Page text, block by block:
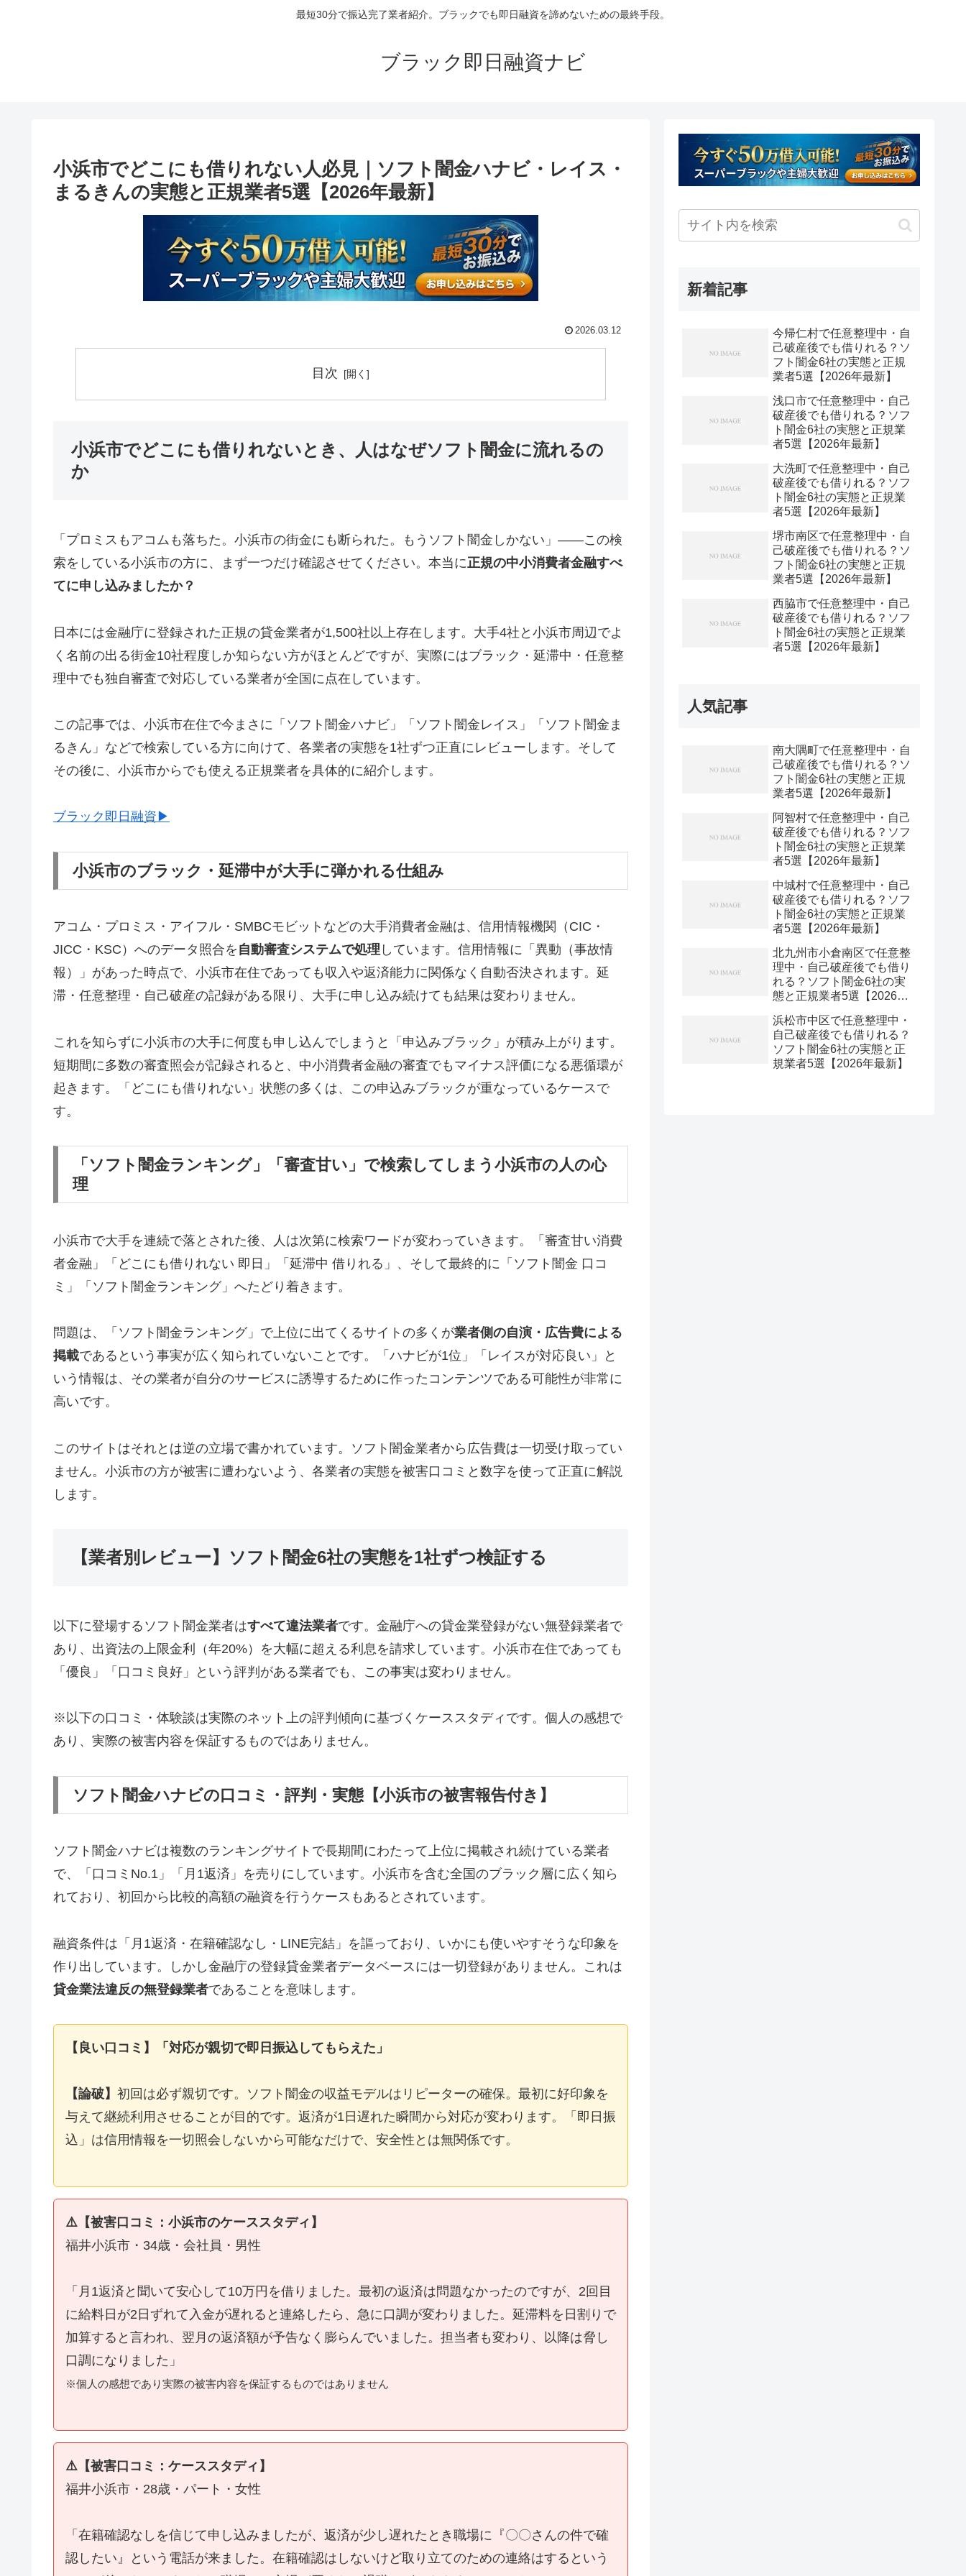
最短30分で振込完了業者紹介。ブラックでも即日融資を諦めないための最終手段。
ブラック即日融資ナビ
小浜市でどこにも借りれない人必見｜ソフト闇金ハナビ・レイス・
まるきんの実態と正規業者5選【2026年最新】
2026.03.12
目次
小浜市でどこにも借りれないとき、人はなぜソフト闇金に流れるの
か
「プロミスもアコムも落ちた。小浜市の街金にも断られた。もうソフト闇金しかない」——この検
索をしている小浜市の方に、まず一つだけ確認させてください。本当に正規の中小消費者金融すべ
てに申し込みましたか？
日本には金融庁に登録された正規の貸金業者が1,500社以上存在します。大手4社と小浜市周辺でよ
く名前の出る街金10社程度しか知らない方がほとんどですが、実際にはブラック・延滞中・任意整
理中でも独自審査で対応している業者が全国に点在しています。
この記事では、小浜市在住で今まさに「ソフト闇金ハナビ」「ソフト闇金レイス」「ソフト闇金ま
るきん」などで検索している方に向けて、各業者の実態を1社ずつ正直にレビューします。そして
その後に、小浜市からでも使える正規業者を具体的に紹介します。
ブラック即日融資▶
小浜市のブラック・延滞中が大手に弾かれる仕組み
アコム・プロミス・アイフル・SMBCモビットなどの大手消費者金融は、信用情報機関（CIC・
JICC・KSC）へのデータ照合を 自動審査システムで処理 しています。信用情報に「異動（事故情
報）」があった時点で、小浜市在住であっても収入や返済能力に関係なく自動否決されます。延
滞・任意整理・自己破産の記録がある限り、大手に申し込み続けても結果は変わりません。
これを知らずに小浜市の大手に何度も申し込んでしまうと「申込みブラック」が積み上がります。
短期間に多数の審査照会が記録されると、中小消費者金融の審査でもマイナス評価になる悪循環が
起きます。「どこにも借りれない」状態の多くは、この申込みブラックが重なっているケースで
す。
「ソフト闇金ランキング」「審査甘い」で検索してしまう小浜市の人の心
理
小浜市で大手を連続で落とされた後、人は次第に検索ワードが変わっていきます。「審査甘い消費
者金融」「どこにも借りれない 即日」「延滞中 借りれる」、そして最終的に「ソフト闇金 口コ
ミ」「ソフト闇金ランキング」へたどり着きます。
問題は、「ソフト闇金ランキング」で上位に出てくるサイトの多くが業者側の自演・広告費による
掲載であるという事実が広く知られていないことです。「ハナビが1位」「レイスが対応良い」と
いう情報は、その業者が自分のサービスに誘導するために作ったコンテンツである可能性が非常に
高いです。
このサイトはそれとは逆の立場で書かれています。ソフト闇金業者から広告費は一切受け取ってい
ません。小浜市の方が被害に遭わないよう、各業者の実態を被害口コミと数字を使って正直に解説
します。
【業者別レビュー】ソフト闇金6社の実態を1社ずつ検証する
以下に登場するソフト闇金業者はすべて違法業者です。金融庁への貸金業登録がない無登録業者で
あり、出資法の上限金利（年20%）を大幅に超える利息を請求しています。小浜市在住であっても
「優良」「口コミ良好」という評判がある業者でも、この事実は変わりません。
※以下の口コミ・体験談は実際のネット上の評判傾向に基づくケーススタディです。個人の感想で
あり、実際の被害内容を保証するものではありません。
ソフト闇金ハナビの口コミ・評判・実態【小浜市の被害報告付き】
ソフト闇金ハナビは複数のランキングサイトで長期間にわたって上位に掲載され続けている業者
で、「口コミNo.1」「月1返済」を売りにしています。小浜市を含む全国のブラック層に広く知ら
れており、初回から比較的高額の融資を行うケースもあるとされています。
融資条件は「月1返済・在籍確認なし・LINE完結」を謳っており、いかにも使いやすそうな印象を
作り出しています。しかし金融庁の登録貸金業者データベースには一切登録がありません。これは
貸金業法違反の無登録業者であることを意味します。
【良い口コミ】「対応が親切で即日振込してもらえた」
【論破】 初回は必ず親切です。ソフト闇金の収益モデルはリピーターの確保。最初に好印象を
与えて継続利用させることが目的です。返済が1日遅れた瞬間から対応が変わります。「即日振
込」は信用情報を一切照会しないから可能なだけで、安全性とは無関係です。
⚠️【被害口コミ：小浜市のケーススタディ】
福井小浜市・34歳・会社員・男性
「月1返済と聞いて安心して10万円を借りました。最初の返済は問題なかったのですが、2回目
に給料日が2日ずれて入金が遅れると連絡したら、急に口調が変わりました。延滞料を日割りで
加算すると言われ、翌月の返済額が予告なく膨らんでいました。担当者も変わり、以降は脅し
口調になりました」
※個人の感想であり実際の被害内容を保証するものではありません
⚠️【被害口コミ：ケーススタディ】
福井小浜市・28歳・パート・女性
「在籍確認なしを信じて申し込みましたが、返済が少し遅れたとき職場に『〇〇さんの件で確
認したい』という電話が来ました。在籍確認はしないけど取り立てのための連絡はするという
新着記事
今帰仁村で任意整理中・自
己破産後でも借りれる？ソ
フト闇金6社の実態と正規
業者5選【2026年最新】
浅口市で任意整理中・自己
破産後でも借りれる？ソフ
ト闇金6社の実態と正規業
者5選【2026年最新】
大洗町で任意整理中・自己
破産後でも借りれる？ソフ
ト闇金6社の実態と正規業
者5選【2026年最新】
堺市南区で任意整理中・自
己破産後でも借りれる？ソ
フト闇金6社の実態と正規
業者5選【2026年最新】
西脇市で任意整理中・自己
破産後でも借りれる？ソフ
ト闇金6社の実態と正規業
者5選【2026年最新】
人気記事
南大隅町で任意整理中・自
己破産後でも借りれる？ソ
フト闇金6社の実態と正規
業者5選【2026年最新】
阿智村で任意整理中・自己
破産後でも借りれる？ソフ
ト闇金6社の実態と正規業
者5選【2026年最新】
中城村で任意整理中・自己
破産後でも借りれる？ソフ
ト闇金6社の実態と正規業
者5選【2026年最新】
北九州市小倉南区で任意整
理中・自己破産後でも借り
れる？ソフト闇金6社の実
態と正規業者5選【2026年
浜松市中区で任意整理中・
自己破産後でも借りれる？
ソフト闇金6社の実態と正
規業者5選【2026年最新】